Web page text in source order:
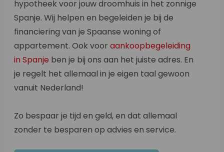
hypotheek voor jouw droomhuis in het zonnige
Spanje. Wij helpen en begeleiden je bij de
financiering van je Spaanse woning of
appartement. Ook voor aankoopbegeleiding
in Spanje ben je bij ons aan het juiste adres. En
je regelt het allemaal in je eigen taal gewoon
vanuit Nederland!
Zo bespaar je tijd en geld, en dat allemaal
zonder te besparen op advies en service.